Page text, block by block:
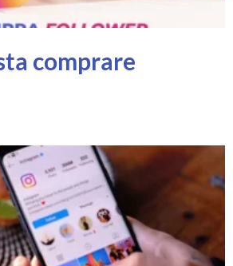
comprare